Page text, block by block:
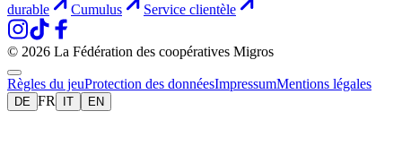
durable
Cumulus Service clientèle
© 2026 La Fédération des coopératives Migros
Règles du jeuProtection des donnéesImpressumMentions légales
DE FR IT EN